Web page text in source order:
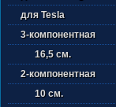
для Tesla
3-компонентная
16,5 см.
2-компонентная
10 см.